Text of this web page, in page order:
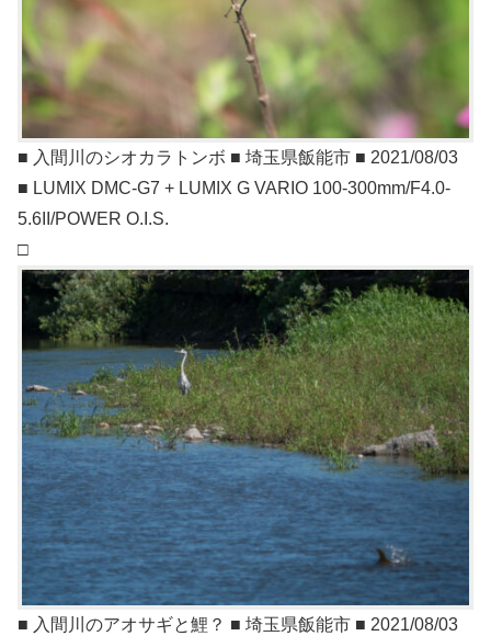
■ 入間川のシオカラトンボ ■ 埼玉県飯能市 ■ 2021/08/03
■ LUMIX DMC-G7 + LUMIX G VARIO 100-300mm/F4.0-
5.6II/POWER O.I.S.
□
■ 入間川のアオサギと鯉？ ■ 埼玉県飯能市 ■ 2021/08/03